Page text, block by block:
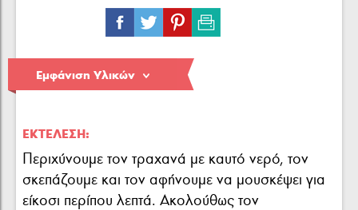
Εμφάνιση Υλικών
ΕΚΤΈΛΕΣΗ:
Περιχύνουμε τον τραχανά με καυτό νερό, τον
σκεπάζουμε και τον αφήνουμε να μουσκέψει για
είκοσι περίπου λεπτά. Ακολούθως τον